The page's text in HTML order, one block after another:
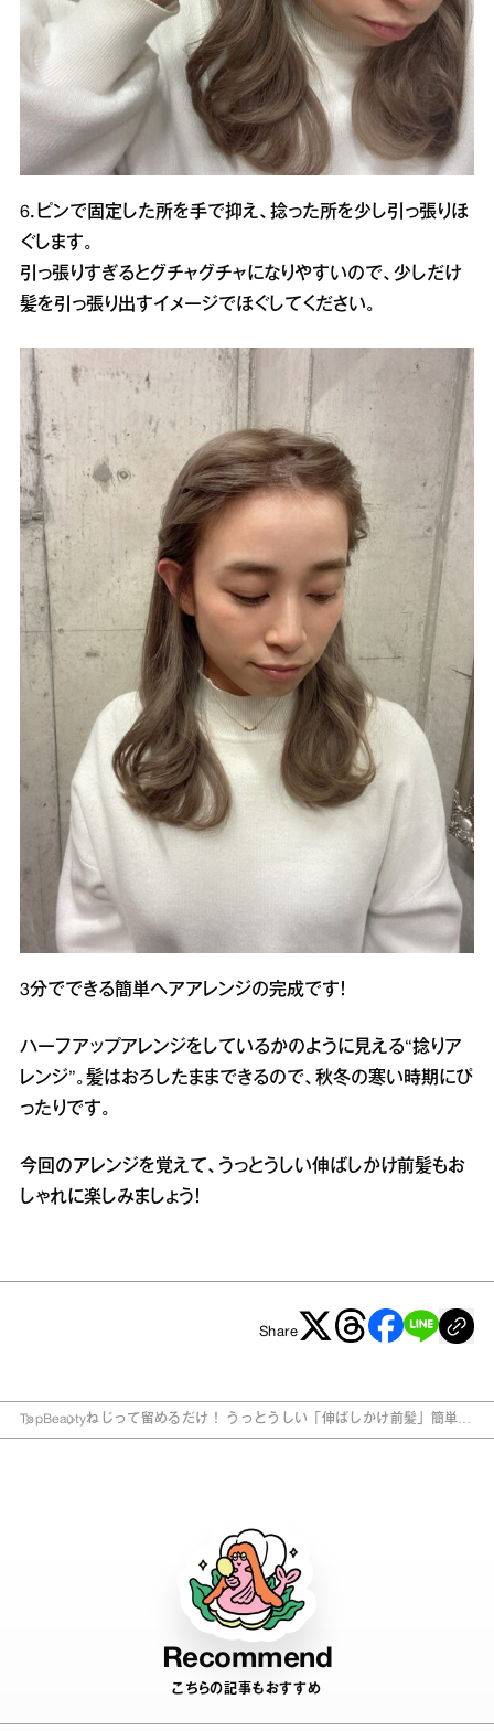
6．ピンで固定した所を手で抑え、捻った所を少し引っ張りほ
ぐします。
引っ張りすぎるとグチャグチャになりやすいので、少しだけ
髪を引っ張り出すイメージでほぐしてください。
3分でできる簡単ヘアアレンジの完成です！
ハーフアップアレンジをしているかのように見える“捻りア
レンジ”。髪はおろしたままできるので、秋冬の寒い時期にぴ
ったりです。
今回のアレンジを覚えて、うっとうしい伸ばしかけ前髪もお
しゃれに楽しみましょう！
Share
TopBeautyねじって留めるだけ！ うっとうしい「伸ばしかけ前髪」簡単ア
Recommend
こちらの記事もおすすめ